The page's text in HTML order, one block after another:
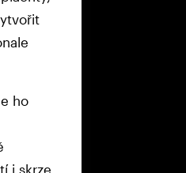
ho
i skrze